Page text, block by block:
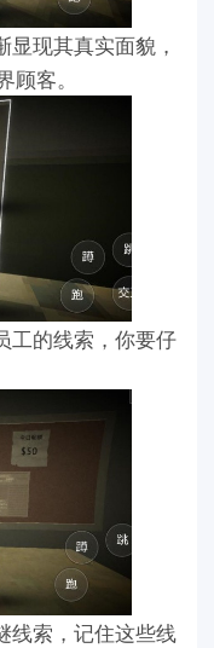
现其真实面貌，
客。
工的线索，你要仔
线索，记住这些线